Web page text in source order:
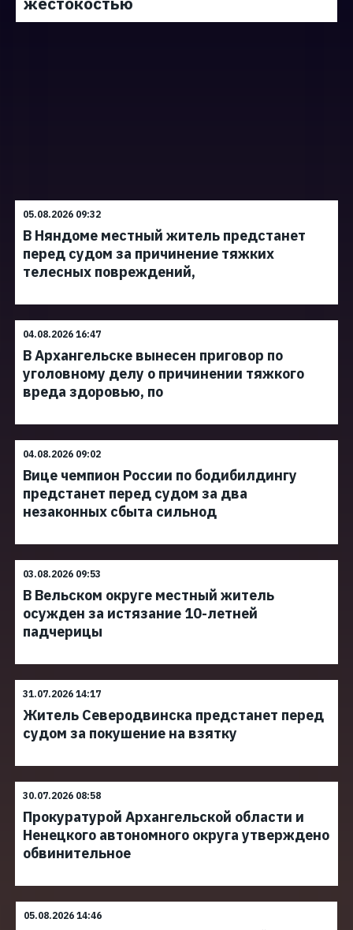
05.08.2026 09:32
В Няндоме местный житель предстанет
перед судом за причинение тяжких
телесных повреждений,
04.08.2026 16:47
В Архангельске вынесен приговор по
уголовному делу о причинении тяжкого
вреда здоровью, по
04.08.2026 09:02
Вице чемпион России по бодибилдингу
предстанет перед судом за два
незаконных сбыта сильнод
03.08.2026 09:53
В Вельском округе местный житель
осужден за истязание 10-летней
падчерицы
31.07.2026 14:17
Житель Северодвинска предстанет перед
судом за покушение на взятку
30.07.2026 08:58
Прокуратурой Архангельской области и
Ненецкого автономного округа утверждено
обвинительное
05.08.2026 14:46